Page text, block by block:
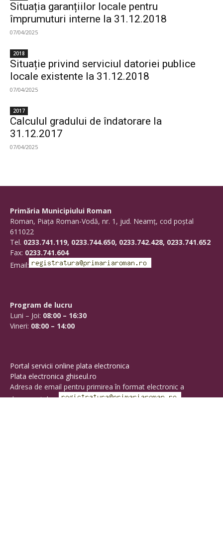
Situația garanțiilor locale pentru
împrumuturi interne la 31.12.2018
07/04/2025
2018
Situație privind serviciul datoriei publice
locale existente la 31.12.2018
07/04/2025
2017
Calculul gradului de îndatorare la
31.12.2017
07/04/2025
Primăria Municipiului Roman
Roman, Piaţa Roman-Vodă, nr. 1, jud. Neamţ, cod poştal
611022
Tel. 0233.741.119, 0233.744.650, 0233.742.428, 0233.741.652
Fax: 0233.741.604
Email:
Program de lucru
Luni – Joi: 08:00 – 16:30
Vineri: 08:00 – 14:00
Portal servicii online plata electronica
Plata electronica ghiseul.ro
Adresa de email pentru primirea în format electronic a
documentelor: